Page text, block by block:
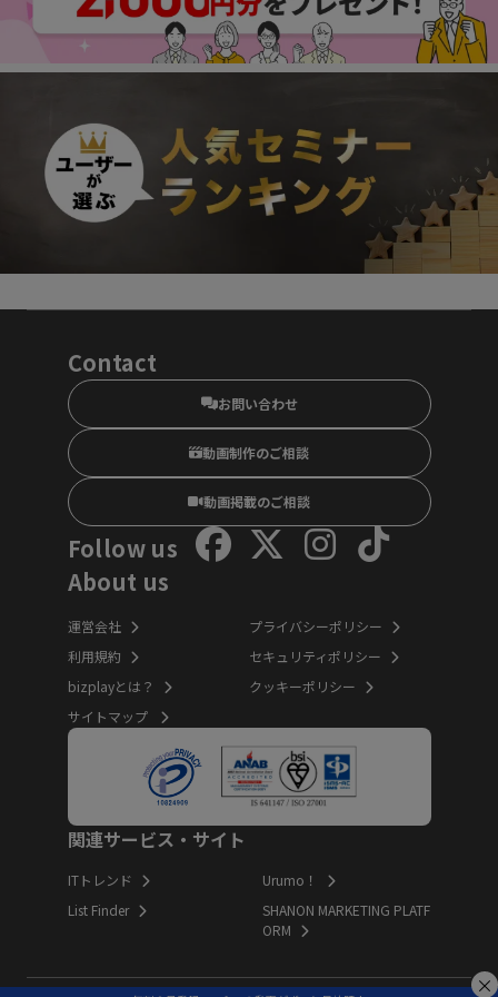
Contact
お問い合わせ
動画制作のご相談
動画掲載のご相談
Follow us
About us
運営会社
利用規約
bizplayとは？
サイトマップ
プライバシーポリシー
セキュリティポリシー
クッキーポリシー
関連サービス・サイト
ITトレンド
List Finder
Urumo！
SHANON MARKETING PLATF
ORM